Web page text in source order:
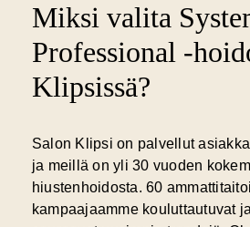
Miksi valita
Professional -
Klipsissä?
Salon Klipsi on palvellut
ja meillä onyli 30 vuoden
hiustenhoidosta. 60
kampaajaamme kouluttautuvat